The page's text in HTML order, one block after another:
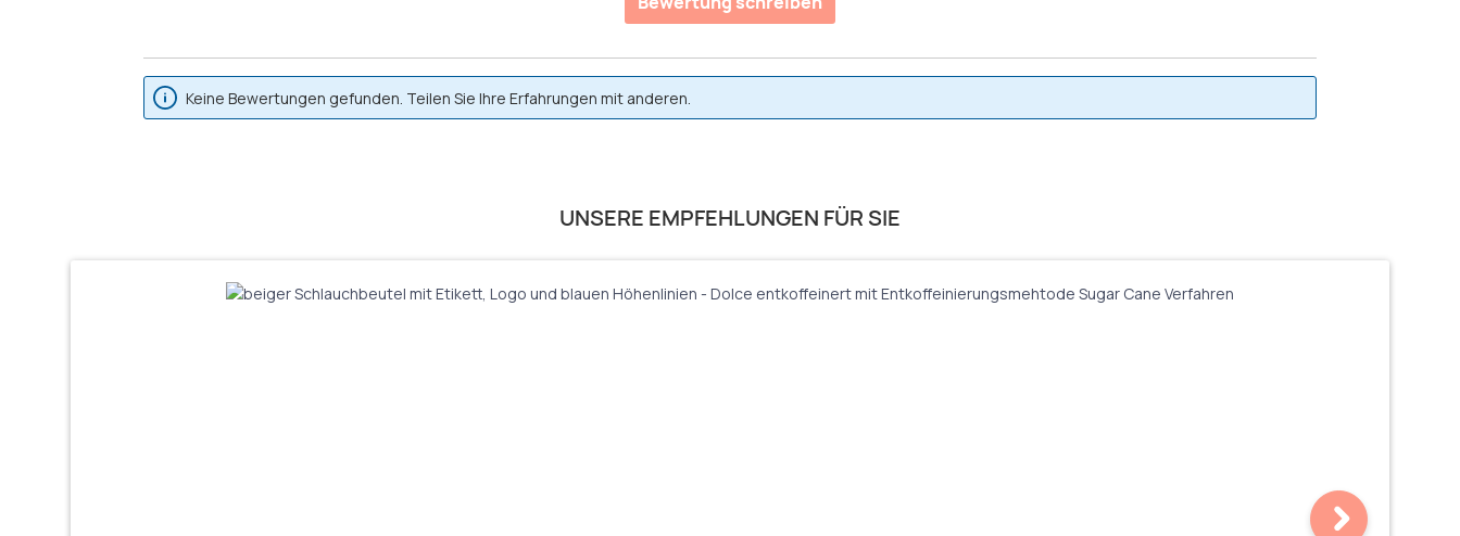
Keine Bewertungen gefunden. Teilen Sie Ihre Erfahrungen mit anderen.
UNSERE EMPFEHLUNGEN FÜR SIE